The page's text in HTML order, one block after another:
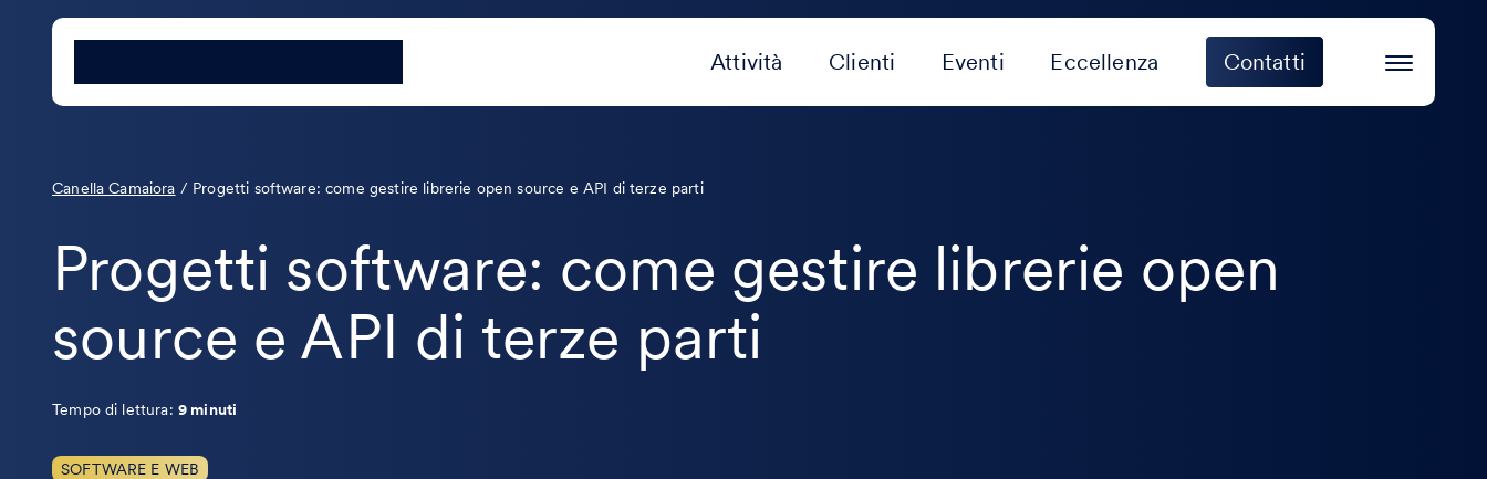
Attività Clienti Eventi Eccellenza Contatti
Canella Camaiora / Progetti software: come gestire librerie open source e API di terze parti
Progetti software: come gestire librerie open
source e API di terze parti
Tempo di lettura: 9 minuti
SOFTWARE E WEB